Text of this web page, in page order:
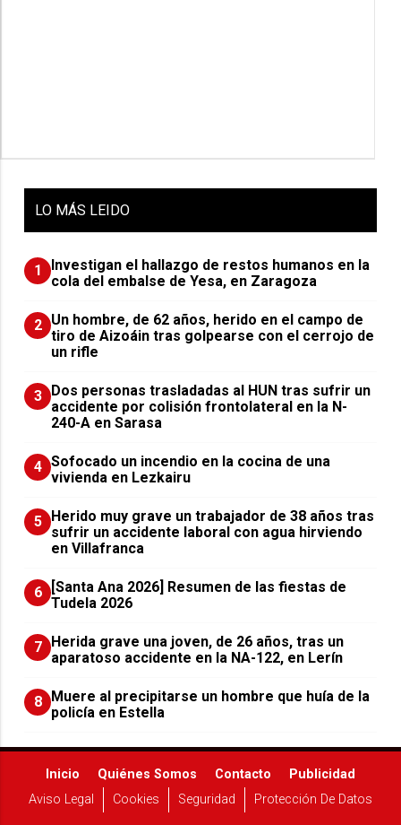
LO MÁS LEIDO
1
Investigan el hallazgo de restos humanos en la
cola del embalse de Yesa, en Zaragoza
2 Un hombre, de 62 años, herido en el campo de
tiro de Aizoáin tras golpearse con el cerrojo de
un rifle
3 ​Dos personas trasladadas al HUN tras sufrir un
accidente por colisión frontolateral en la N-
240-A en Sarasa
4 Sofocado un incendio en la cocina de una
vivienda en Lezkairu
5 Herido muy grave un trabajador de 38 años tras
sufrir un accidente laboral con agua hirviendo
en Villafranca
6
[Santa Ana 2026] Resumen de las fiestas de
Tudela 2026
7 Herida grave una joven, de 26 años, tras un
aparatoso accidente en la NA-122, en Lerín
8 Muere al precipitarse un hombre que huía de la
policía en Estella
Inicio Quiénes Somos Contacto
Publicidad
Aviso Legal
Cookies Seguridad Protección De Datos